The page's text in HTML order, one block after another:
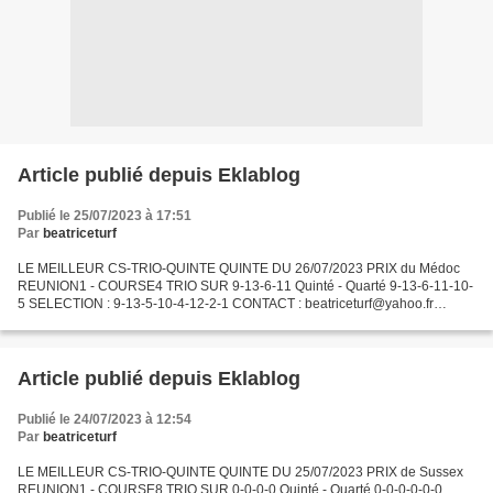
Article publié depuis Eklablog
Publié le 25/07/2023 à 17:51
Par beatriceturf
LE MEILLEUR CS-TRIO-QUINTE QUINTE DU 26/07/2023 PRIX du Médoc
REUNION1 - COURSE4 TRIO SUR 9-13-6-11 Quinté - Quarté 9-13-6-11-10-
5 SELECTION : 9-13-5-10-4-12-2-1 CONTACT : beatriceturf@yahoo.fr
whatsapp...
Article publié depuis Eklablog
Publié le 24/07/2023 à 12:54
Par beatriceturf
LE MEILLEUR CS-TRIO-QUINTE QUINTE DU 25/07/2023 PRIX de Sussex
REUNION1 - COURSE8 TRIO SUR 0-0-0-0 Quinté - Quarté 0-0-0-0-0-0